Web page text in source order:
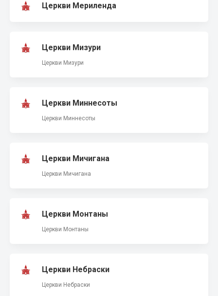
Церкви Мериленда
Церкви Мизури
Церкви Мизури
Церкви Миннесоты
Церкви Миннесоты
Церкви Мичигана
Церкви Мичигана
Церкви Монтаны
Церкви Монтаны
Церкви Небраски
Церкви Небраски